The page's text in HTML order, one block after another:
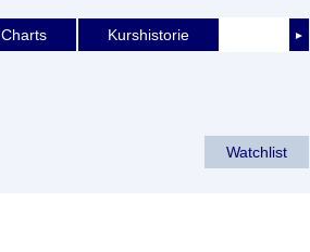
►
Charts Kurshistorie
Watchlist